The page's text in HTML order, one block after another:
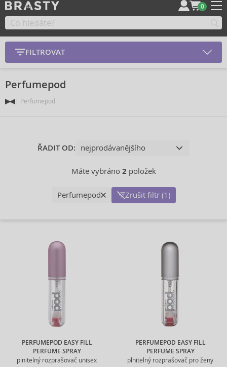
0
FILTROVAT
Perfumepod
Perfumepod
ŘADIT OD:
Máte vybráno 2 položek
Perfumepod Zrušit filtr (1)
PERFUMEPOD EASY FILL
PERFUME SPRAY
plnitelný rozprašovač unisex
PERFUMEPOD EASY FILL
PERFUME SPRAY
plnitelný rozprašovač pro ženy